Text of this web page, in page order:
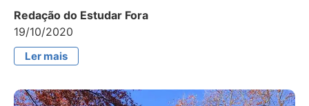
Redação do Estudar Fora
19/10/2020
Ler mais